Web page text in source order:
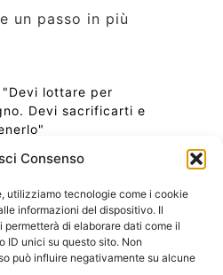
Consenso
utilizziamo tecnologie come i cookie
informazioni del dispositivo. Il
di elaborare dati come il
ID unici su questo sito. Non
può influire negativamente su alcune
un passo in più
"Devi lottare per
Devi sacrificarti e
momento
Potrebbe Essere per
alla Quinta